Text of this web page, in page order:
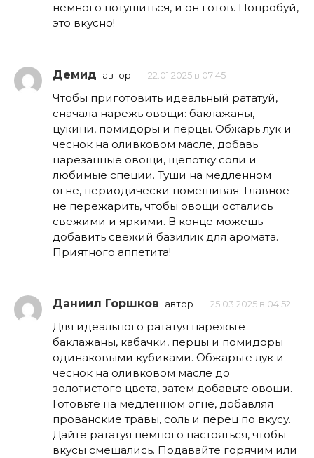
немного потушиться, и он готов. Попробуй,
это вкусно!
Демид автор 22.01.2025 в 07:45
Чтобы приготовить идеальный рататуй,
сначала нарежь овощи: баклажаны,
цукини, помидоры и перцы. Обжарь лук и
чеснок на оливковом масле, добавь
нарезанные овощи, щепотку соли и
любимые специи. Туши на медленном
огне, периодически помешивая. Главное –
не пережарить, чтобы овощи остались
свежими и яркими. В конце можешь
добавить свежий базилик для аромата.
Приятного аппетита!
Даниил Горшков автор 25.03.2025 в 04:52
Для идеального рататуя нарежьте
баклажаны, кабачки, перцы и помидоры
одинаковыми кубиками. Обжарьте лук и
чеснок на оливковом масле до
золотистого цвета, затем добавьте овощи.
Готовьте на медленном огне, добавляя
прованские травы, соль и перец по вкусу.
Дайте рататуя немного настояться, чтобы
вкусы смешались. Подавайте горячим или